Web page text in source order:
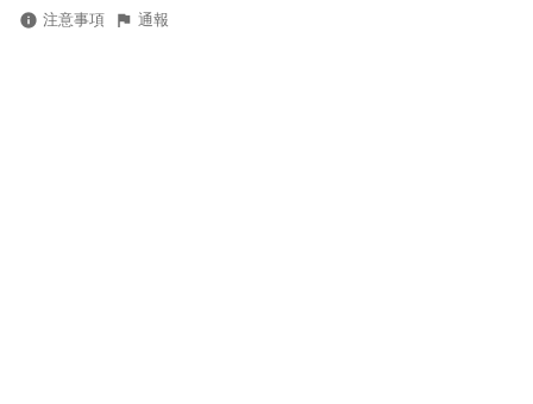
注意事項 通報